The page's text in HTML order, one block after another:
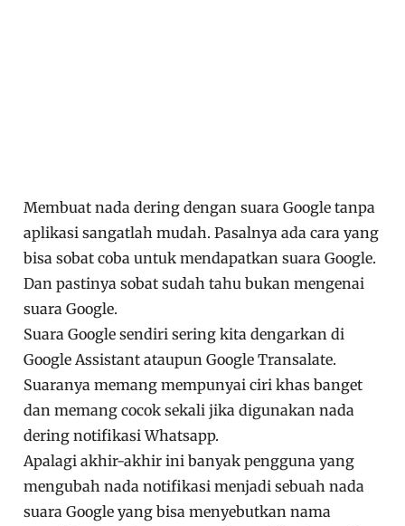
Membuat nada dering dengan suara Google tanpa
aplikasi sangatlah mudah. Pasalnya ada cara yang
bisa sobat coba untuk mendapatkan suara Google.
Dan pastinya sobat sudah tahu bukan mengenai
suara Google.
Suara Google sendiri sering kita dengarkan di
Google Assistant ataupun Google Transalate.
Suaranya memang mempunyai ciri khas banget
dan memang cocok sekali jika digunakan nada
dering notifikasi Whatsapp.
Apalagi akhir-akhir ini banyak pengguna yang
mengubah nada notifikasi menjadi sebuah nada
suara Google yang bisa menyebutkan nama